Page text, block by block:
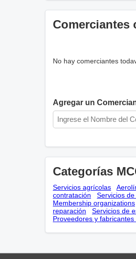
Comerciantes
No hay comerciantes
Agregar un
Categorías
Servicios agrícolas
contratación
Servicios
Membership оrganizations
reparación
Servicios de
Proveedores y